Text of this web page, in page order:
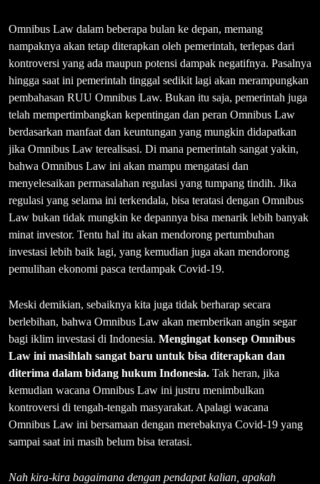
Omnibus Law dalam beberapa bulan ke depan, memang
nampaknya akan tetap diterapkan oleh pemerintah, terlepas dari
kontroversi yang ada maupun potensi dampak negatifnya. Pasalnya
hingga saat ini pemerintah tinggal sedikit lagi akan merampungkan
pembahasan RUU Omnibus Law. Bukan itu saja, pemerintah juga
telah mempertimbangkan kepentingan dan peran Omnibus Law
berdasarkan manfaat dan keuntungan yang mungkin didapatkan
jika Omnibus Law terealisasi. Di mana pemerintah sangat yakin,
bahwa Omnibus Law ini akan mampu mengatasi dan
menyelesaikan permasalahan regulasi yang tumpang tindih. Jika
regulasi yang selama ini terkendala, bisa teratasi dengan Omnibus
Law bukan tidak mungkin ke depannya bisa menarik lebih banyak
minat investor. Tentu hal itu akan mendorong pertumbuhan
investasi lebih baik lagi, yang kemudian juga akan mendorong
pemulihan ekonomi pasca terdampak Covid-19.
Meski demikian, sebaiknya kita juga tidak berharap secara
berlebihan, bahwa Omnibus Law akan memberikan angin segar
bagi iklim investasi di Indonesia. Mengingat konsep Omnibus
Law ini masihlah sangat baru untuk bisa diterapkan dan
diterima dalam bidang hukum Indonesia. Tak heran, jika
kemudian wacana Omnibus Law ini justru menimbulkan
kontroversi di tengah-tengah masyarakat. Apalagi wacana
Omnibus Law ini bersamaan dengan merebaknya Covid-19 yang
sampai saat ini masih belum bisa teratasi.
Nah kira-kira bagaimana dengan pendapat kalian, apakah